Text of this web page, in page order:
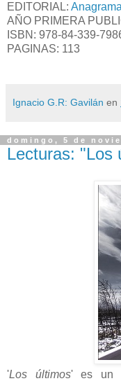
EDITORIAL: Anagrama
AÑO PRIMERA
ISBN: 978-84-339-
PAGINAS: 113
Ignacio G.R: Gavilán en
domingo, 5 de
Lecturas: "Los
'Los últimos' es un